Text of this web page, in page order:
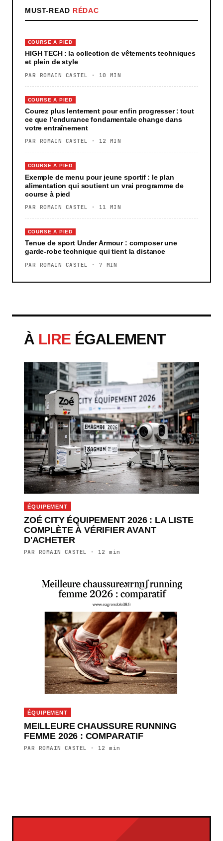
MUST-READ RÉDAC
COURSE A PIED
HIGH TECH : la collection de vêtements techniques
et plein de style
PAR ROMAIN CASTEL · 10 MIN
COURSE A PIED
Courez plus lentement pour enfin progresser : tout
ce que l’endurance fondamentale change dans
votre entraînement
PAR ROMAIN CASTEL · 12 MIN
COURSE A PIED
Exemple de menu pour jeune sportif : le plan
alimentation qui soutient un vrai programme de
course à pied
PAR ROMAIN CASTEL · 11 MIN
COURSE A PIED
Tenue de sport Under Armour : composer une
garde-robe technique qui tient la distance
PAR ROMAIN CASTEL · 7 MIN
À LIRE ÉGALEMENT
ÉQUIPEMENT
ZOÉ CITY ÉQUIPEMENT 2026 : LA LISTE
COMPLÈTE À VÉRIFIER AVANT
D'ACHETER
PAR ROMAIN CASTEL · 12 min
ÉQUIPEMENT
MEILLEURE CHAUSSURE RUNNING
FEMME 2026 : COMPARATIF
PAR ROMAIN CASTEL · 12 min